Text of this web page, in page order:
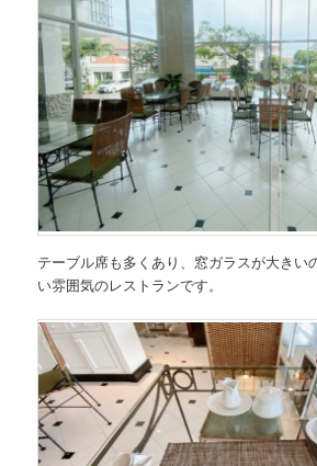
テーブル席も多くあり、窓ガラスが大きい
い雰囲気のレストランです。